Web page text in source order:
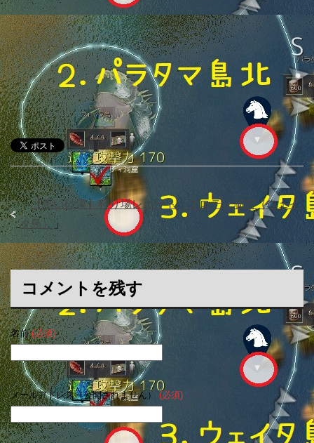
「【黒い砂漠】狩り場レポート：プロティ洞窟（ウェイ
タ島） 」
コメントを残す
名前(必須)
メールアドレス（公開されません）(必須)